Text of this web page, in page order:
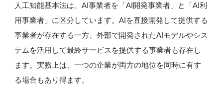
人工知能基本法は、AI事業者を「AI開発事業者」と「AI利
用事業者」に区分しています。AIを直接開発して提供する
事業者が存在する一方、外部で開発されたAIモデルやシス
テムを活用して最終サービスを提供する事業者も存在し
ます。実務上は、一つの企業が両方の地位を同時に有す
る場合もあり得ます。